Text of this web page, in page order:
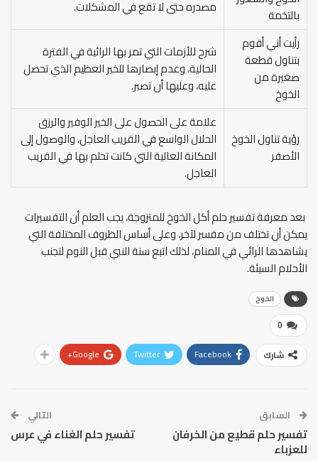
بالتخمة
مصدره حتى لا تقع في المشكلات.
رأيت أني أقوم
بتناول قطعة
صغيرة من
الخوخ
شرح للأزمات التي تمر بها الرائية في الفترة
الحالية، وعدم إبصارها للخير العظيم الذي تحصل
عليه، وعليها أن تصبر.
رؤية تناول الخوخ
الأصفر
علامة على الحصول على الخير الوفير والرزق
الحلال الواسع في القريب العاجل، والوصول إلى
المكانة العالية التي كانت تحلم بها في القريب
العاجل.
بعد معرفة تفسير حلم أكل الخوخ للمتزوجة، يجب العلم أن التفسيرات
يمكن أن تختلف من مفسر لآخر، وعلى أساس الظروف المختلفة التي
يشاهدها الرائي في المنام، لذلك اتبع سنة النبي قبل النوم لتجنب
الأحلام السيئة.
الخوخ
0
شارك Facebook
Twitter
Google+
السابق
تفسير حلم قطيع من الخرفان
للعزباء
التالي
تفسير حلم الغناء في عرس